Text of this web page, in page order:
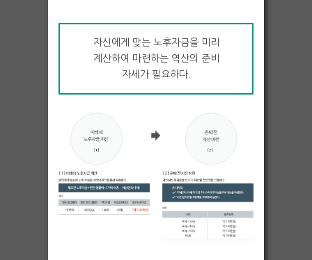
자신에게 맞는 노후자금을 미리
계산하여 마련하는 역산의 준비
자세가 필요하다.